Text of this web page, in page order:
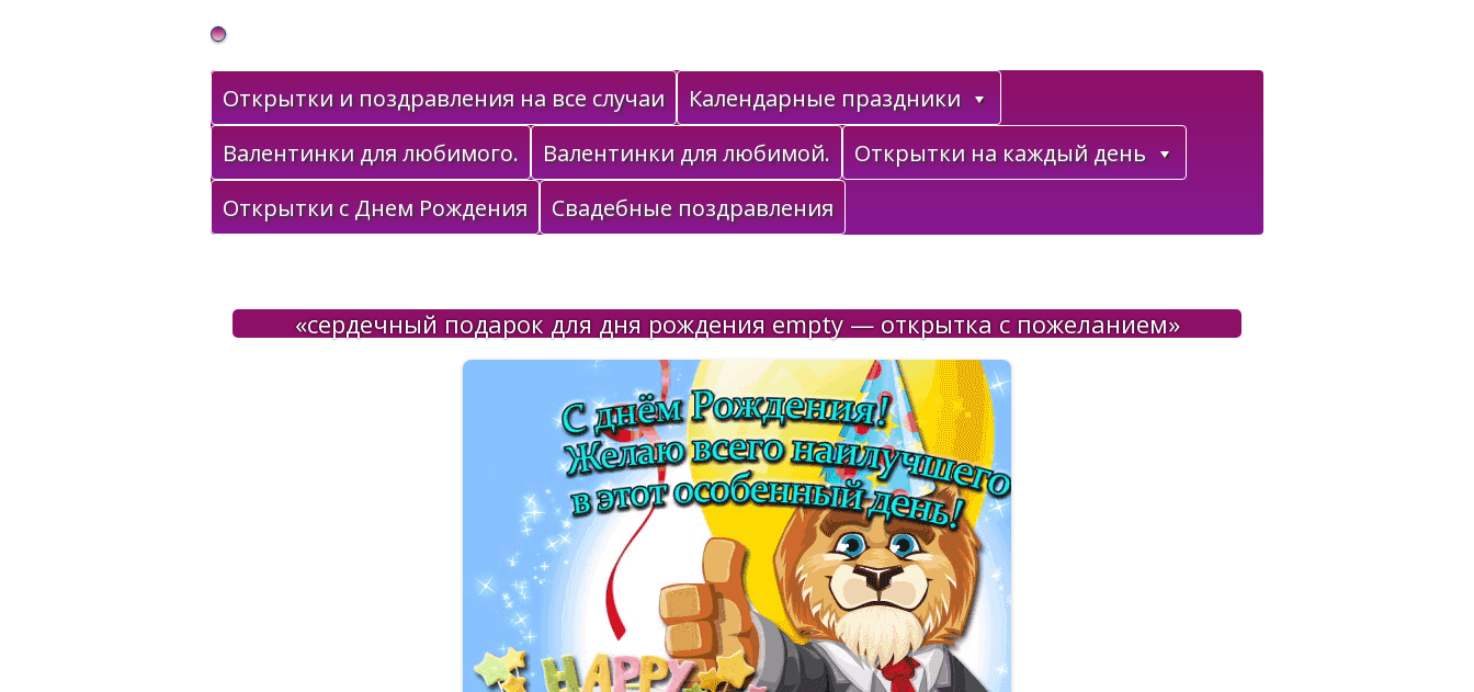
Gif Открытки в подарок
Открытки и поздравления на все случаи
Календарные праздники
Валентинки для любимого.
Валентинки для любимой.
Открытки на каждый день
Открытки с Днем Рождения
Свадебные поздравления
«сердечный подарок для дня рождения empty — открытка с пожеланием»